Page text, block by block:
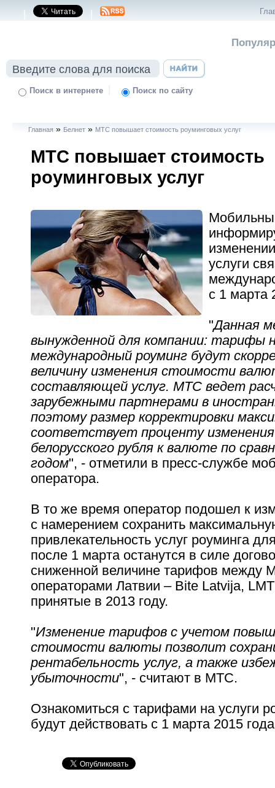
| |
Поиск в интернете | Поиск по сайту
Главная » Белнет » МТС повышает стоимость роуминговых услуг
МТС повышает стоимость
роуминговых услуг
услуги
с 1 марта
"Данная
вынужденной для компании: тарифы
международный роуминг будут
величину изменения стоимости
составляющей услуг. МТС ведет
зарубежными партнерами в
поэтому размер корректировки
соответствует проценту изменения
белорусского рубля к валюте по
годом", - отметили в пресс-службе
оператора.
В то же время оператор подошел к
с намерением сохранить
привлекательность услуг роуминга
после 1 марта останутся в силе
сниженной величине тарифов между
операторами Латвии – Bite Latvija,
принятые в 2013 году.
"Изменение тарифов с учетом
стоимости валюты позволит
рентабельность услуг, а также
убыточности", - считают в МТС.
Ознакомиться с тарифами на услуги
будут действовать с 1 марта 2015